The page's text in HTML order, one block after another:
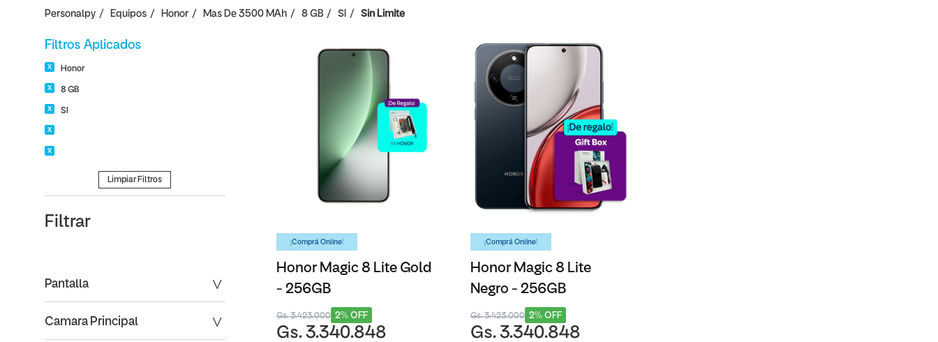
Personalpy Equipos Honor Mas De 3500 MAh 8 GB SI Sin Limite
Filtros Aplicados
Honor
8 GB
SI
Limpiar Filtros
Filtrar
Pantalla
Camara Principal
¡Comprá Online!
Honor Magic 8 Lite Gold
- 256GB
2% OFF
Gs. 3.423.000
Gs. 3.340.848
¡Comprá Online!
Honor Magic 8 Lite
Negro - 256GB
2% OFF
Gs. 3.423.000
Gs. 3.340.848